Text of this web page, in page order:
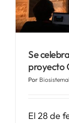
SERVICIOS
APOYO I+D+I
Se
proyecto
Por
El 28 de